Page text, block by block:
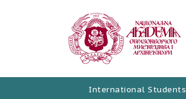
International Students